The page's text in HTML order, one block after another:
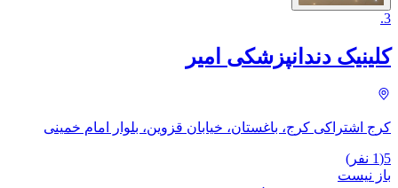
3
.
کلینیک دندانپزشکی امیر
کرج اشتراکی کرج، باغستان، خیابان قزوین، بلوار امام خمینی
5
(
1 نفر)
باز نیست